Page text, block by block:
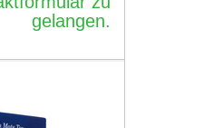
gelangen.